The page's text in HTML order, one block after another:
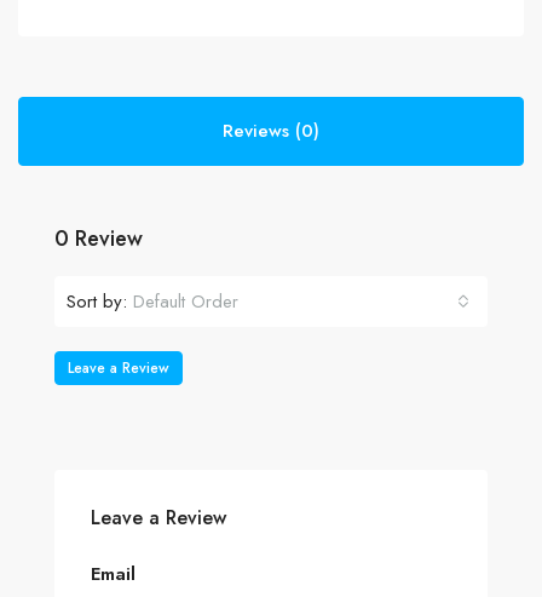
Reviews (0)
0 Review
Sort by: Default Order
Leave a Review
Leave a Review
Email